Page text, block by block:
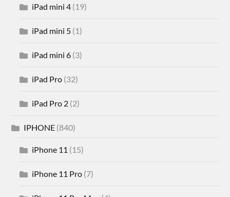
iPad mini 4 (19)
iPad mini 5 (1)
iPad mini 6 (3)
iPad Pro (32)
iPad Pro 2 (2)
IPHONE (840)
iPhone 11 (15)
iPhone 11 Pro (7)